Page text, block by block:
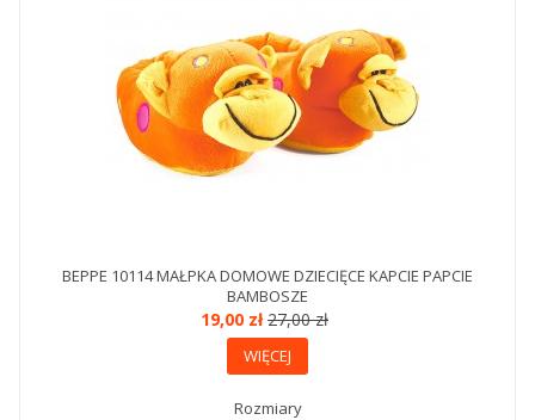
BEPPE 10114 MAŁPKA DOMOWE DZIECIĘCE KAPCIE PAPCIE
BAMBOSZE
19,00 zł27,00 zł
WIĘCEJ
Rozmiary